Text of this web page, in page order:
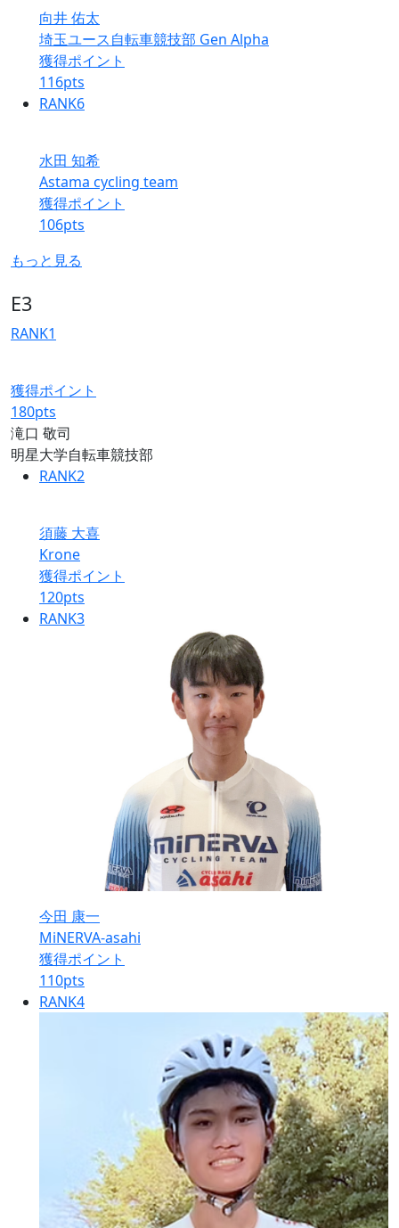
向井 佑太
埼玉ユース自転車競技部 Gen Alpha
獲得ポイント
116pts
RANK6
水田 知希
Astama cycling team
獲得ポイント
106pts
もっと見る
E3
RANK1
獲得ポイント
180pts
滝口 敬司
明星大学自転車競技部
RANK2
須藤 大喜
Krone
獲得ポイント
120pts
RANK3
今田 康一
MiNERVA-asahi
獲得ポイント
110pts
RANK4